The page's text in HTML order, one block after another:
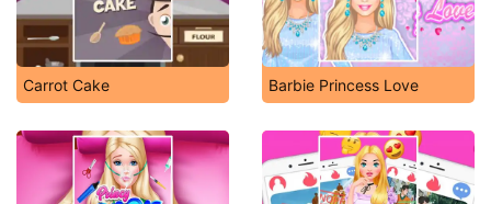
Carrot Cake Barbie Princess Love